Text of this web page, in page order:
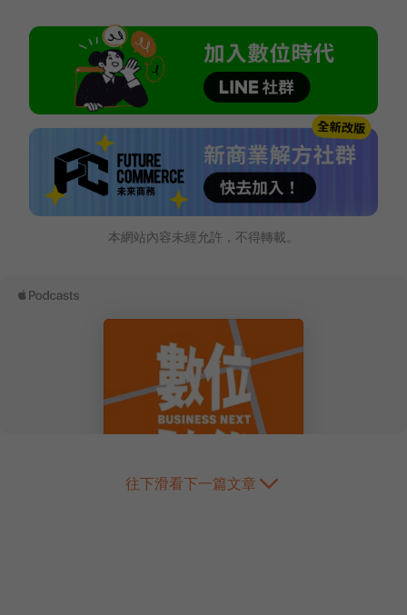
本網站內容未經允許，不得轉載。
往下滑看下一篇文章